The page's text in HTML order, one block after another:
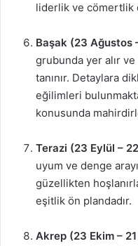
liderlik ve cömertlik
Başak (23 Ağustos
grubunda yer alır
tanınır. Detaylara
eğilimleri
konusunda
Terazi (23 Eylül –
uyum ve denge
güzellikten
eşitlik ön plandadır.
Akrep (23 Ekim – 21